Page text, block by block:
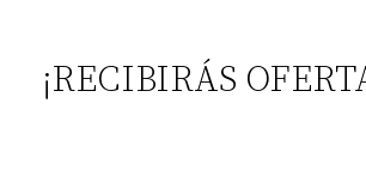
¡RECIBIRÁS